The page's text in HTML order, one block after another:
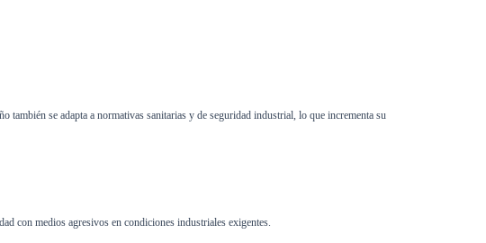
también se adapta a normativas sanitarias y de seguridad industrial, lo que incrementa su
con medios agresivos en condiciones industriales exigentes.